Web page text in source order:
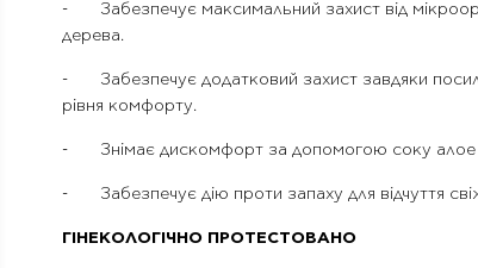
-
Забезпечує максимальний захист від
дерева.
-
Забезпечує додатковий захист завдяки
рівня комфорту.
- Знімає дискомфорт за допомогою соку алое
- Забезпечує дію проти запаху для відчуття
ГІНЕКОЛОГІЧНО ПРОТЕСТОВАНО